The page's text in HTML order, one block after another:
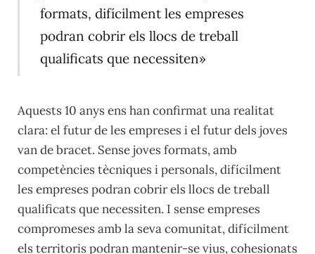
formats, difícilment les empreses
podran cobrir els llocs de treball
qualificats que necessiten»
Aquests 10 anys ens han confirmat una realitat
clara: el futur de les empreses i el futur dels joves
van de bracet. Sense joves formats, amb
competències tècniques i personals, difícilment
les empreses podran cobrir els llocs de treball
qualificats que necessiten. I sense empreses
compromeses amb la seva comunitat, difícilment
els territoris podran mantenir-se vius, cohesionats